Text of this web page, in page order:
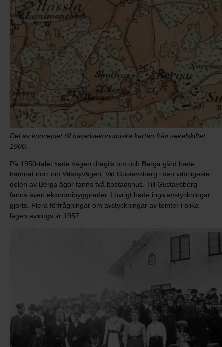
Del av konceptet till häradsekonomiska kartan från sekelskiftet
1900.
På 1950-talet hade vägen dragits om och Berga gård hade
hamnat norr om Väsbyvägen. Vid Gustavsberg i den västligaste
delen av Berga ägor fanns två bostadshus. Till Gustavsberg
fanns även ekonomibyggnader. I övrigt hade inga avstyckningar
gjorts. Flera förfrågningar om avstyckningar av tomter i olika
lägen avslogs år 1957.